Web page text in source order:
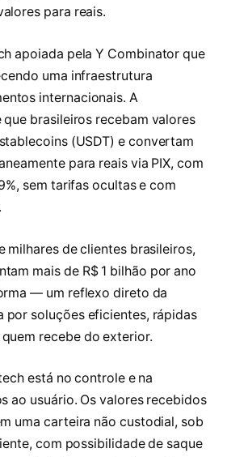
para reais.
apoiada pela Y Combinator que
uma infraestrutura
internacionais. A
brasileiros recebam valores
(USDT) e convertam
para reais via PIX, com
sem tarifas ocultas e com
milhares de clientes brasileiros,
mais de R$ 1 bilhão por ano
— um reflexo direto da
por soluções eficientes, rápidas
recebe do exterior.
está no controle e na
ao usuário. Os valores recebidos
uma carteira não custodial, sob
com possibilidade de saque